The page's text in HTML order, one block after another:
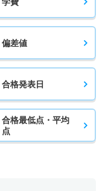
偏差値
合格発表日
合格最低点・平均
点